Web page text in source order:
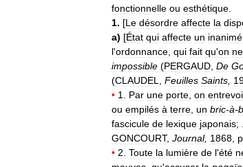
fonctionnelle ou esthétique
1. [Le désordre affecte la
a) [État qui affecte un inanimé
l'ordonnance qui fait qu'on ne
impossible (PERGAUD De
(CLAUDEL Feuilles Saints
• 1 Par une porte on
ou empilés à terre un bric-à-
fascicule de lexique japonais;
GONCOURT, Journal, 1868 p
• 2 Toute la lumière de l'été